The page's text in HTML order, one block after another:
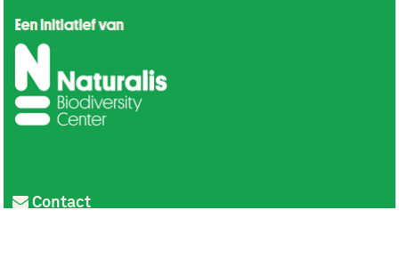
Contact